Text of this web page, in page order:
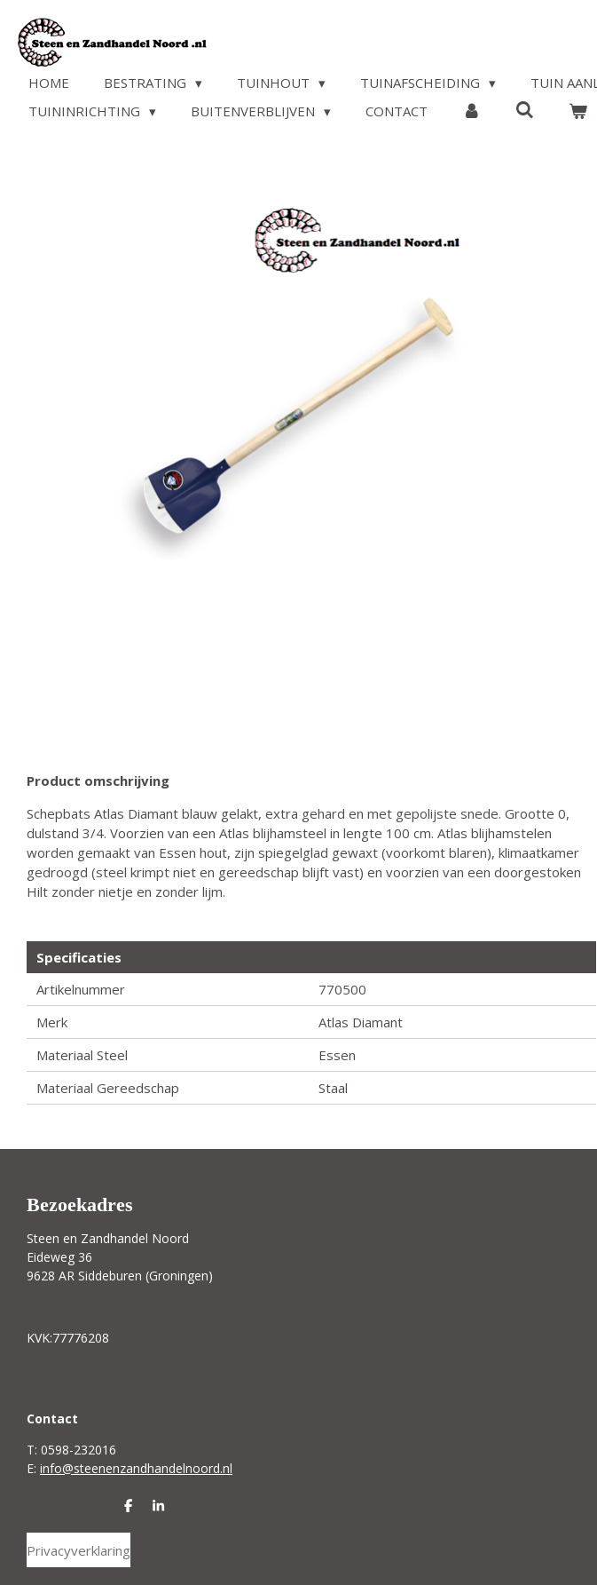
direct
naar
HOME BESTRATING TUINHOUT TUINAFSCHEIDING TUIN
TUININRICHTING
BUITENVERBLIJVEN CONTACT
Product omschrijving
Schepbats Atlas Diamant blauw gelakt, extra gehard en met gepolijste snede. Grootte 0,
dulstand 3/4. Voorzien van een Atlas blijhamsteel in lengte 100 cm. Atlas blijhamstelen
worden gemaakt van Essen hout, zijn spiegelglad gewaxt (voorkomt blaren), klimaatkamer
gedroogd (steel krimpt niet en gereedschap blijft vast) en voorzien van een doorgestoken
Hilt zonder nietje en zonder lijm.
Specificaties
Artikelnummer
770500
Merk
Atlas Diamant
Materiaal Steel
Essen
Materiaal Gereedschap
Staal
Bezoekadres
Steen en Zandhandel Noord
Eideweg 36
9628 AR Siddeburen (Groningen)
KVK:77776208
Contact
T: 0598-232016
E: info@steenenzandhandelnoord.nl
D
l
e
n
S
Privacyverklaring